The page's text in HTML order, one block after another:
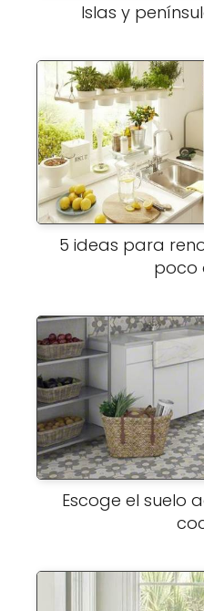
Islas y
5 ideas para
poco
Escoge el suelo